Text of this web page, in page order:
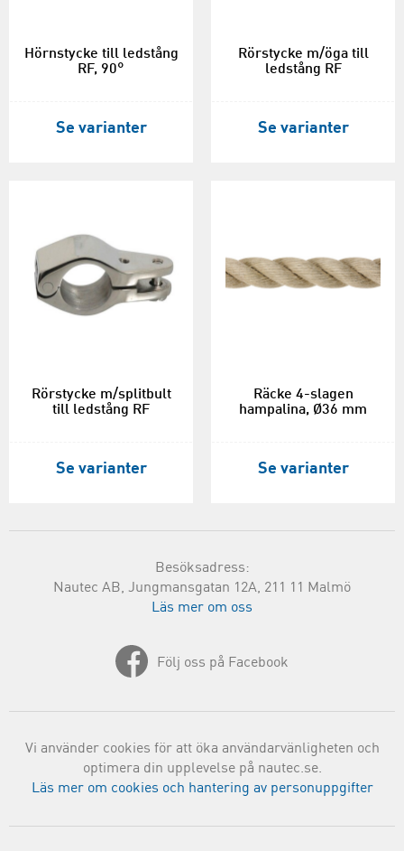
Hörnstycke till ledstång
RF, 90°
Se varianter
Rörstycke m/öga till
ledstång RF
Se varianter
Rörstycke m/splitbult
till ledstång RF
Se varianter
Räcke 4-slagen
hampalina, Ø36 mm
Se varianter
Besöksadress:
Nautec AB, Jungmansgatan 12A, 211 11 Malmö
Läs mer om oss
Följ oss på Facebook
Vi använder cookies för att öka användarvänligheten och
optimera din upplevelse på nautec.se.
Läs mer om cookies och hantering av personuppgifter